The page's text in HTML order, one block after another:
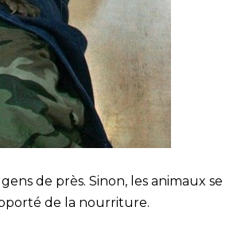
de près. Sinon, les animaux se
de la nourriture.